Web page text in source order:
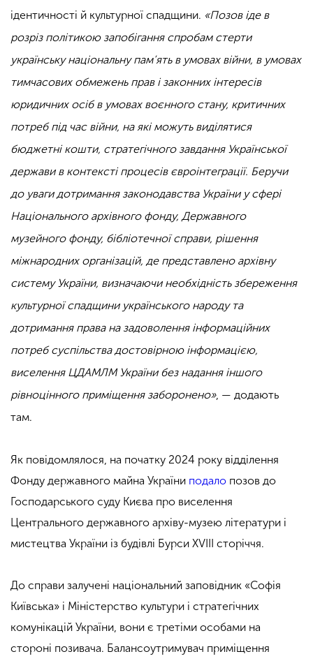
ідентичності й культурної спадщини. «Позов іде в
розріз політикою запобігання спробам стерти
українську національну пам’ять в умовах війни, в умовах
тимчасових обмежень прав і законних інтересів
юридичних осіб в умовах воєнного стану, критичних
потреб під час війни, на які можуть виділятися
бюджетні кошти, стратегічного завдання Української
держави в контексті процесів євроінтеграції. Беручи
до уваги дотримання законодавства України у сфері
Національного архівного фонду, Державного
музейного фонду, бібліотечної справи, рішення
міжнародних організацій, де представлено архівну
систему України, визначаючи необхідність збереження
культурної спадщини українського народу та
дотримання права на задоволення інформаційних
потреб суспільства достовірною інформацією,
виселення ЦДАМЛМ України без надання іншого
рівноцінного приміщення заборонено», — додають
там.
Як повідомлялося, на початку 2024 року відділення
Фонду державного майна України подало позов до
Господарського суду Києва про виселення
Центрального державного архіву-музею літератури і
мистецтва України із будівлі Бурси XVIII сторіччя.
До справи залучені національний заповідник «Софія
Київська» і Міністерство культури і стратегічних
комунікацій України, вони є третіми особами на
стороні позивача. Балансоутримувач приміщення